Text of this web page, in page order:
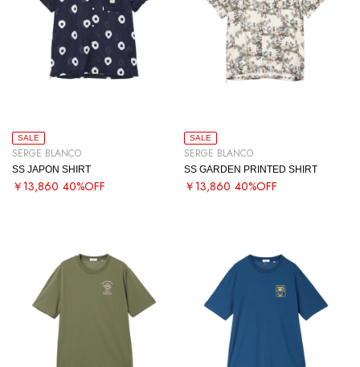
SALE
SERGE BLANCO
SS JAPON SHIRT
￥13,860 40%OFF
SALE
SERGE BLANCO
SS GARDEN PRINTED SHIRT
￥13,860 40%OFF